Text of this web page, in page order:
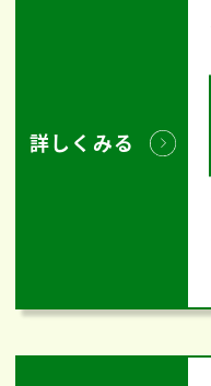
詳しくみる